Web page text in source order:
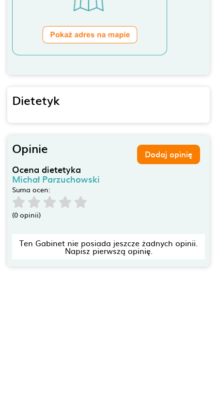
Dietetyk
Opinie Dodaj opinię
Ocena dietetyka
Michał Parzuchowski
Suma ocen:
(0 opinii)
Ten Gabinet nie posiada jeszcze żadnych opinii.
Napisz pierwszą opinię.